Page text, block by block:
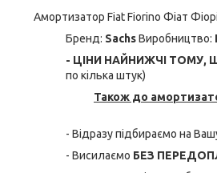
Амортизатор Fiat Fiorino Фіат
Бренд: SachsВиробництво:
- ЦІНИ НАЙНИЖЧІ ТОМУ,
по кілька штук)
Також до
- Відразу підбираємо на
- Висилаємо БЕЗ